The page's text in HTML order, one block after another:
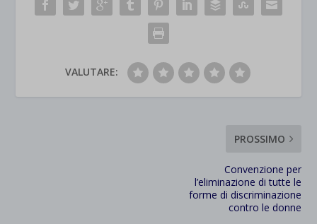
VALUTARE:
PROSSIMO
Convenzione per
l’eliminazione di tutte le
forme di discriminazione
contro le donne